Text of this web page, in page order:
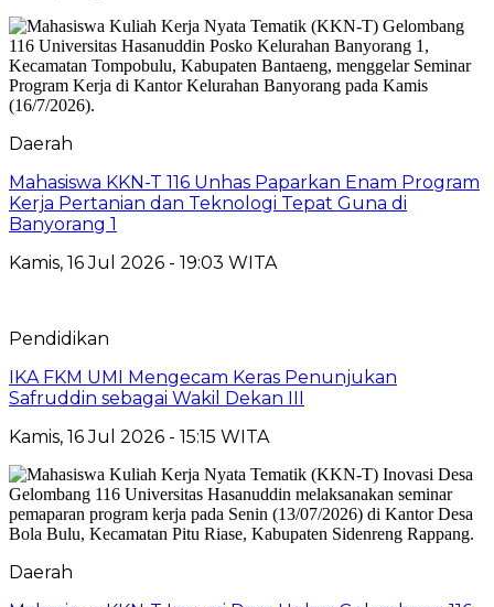
Daerah
Mahasiswa KKN-T 116 Unhas Paparkan Enam Program
Kerja Pertanian dan Teknologi Tepat Guna di
Banyorang 1
Kamis, 16 Jul 2026 - 19:03 WITA
Pendidikan
IKA FKM UMI Mengecam Keras Penunjukan
Safruddin sebagai Wakil Dekan III
Kamis, 16 Jul 2026 - 15:15 WITA
Daerah